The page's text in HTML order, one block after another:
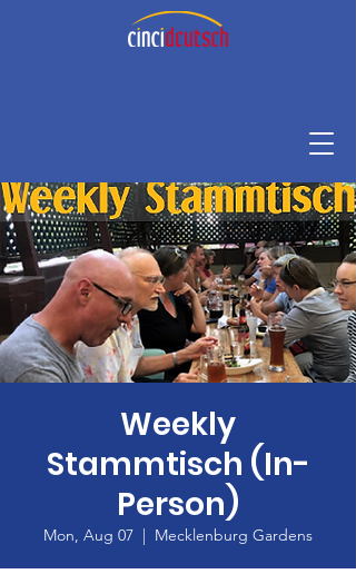
Weekly
Stammtisch (In-
Person)
Mon, Aug 07
  |
Mecklenburg Gardens